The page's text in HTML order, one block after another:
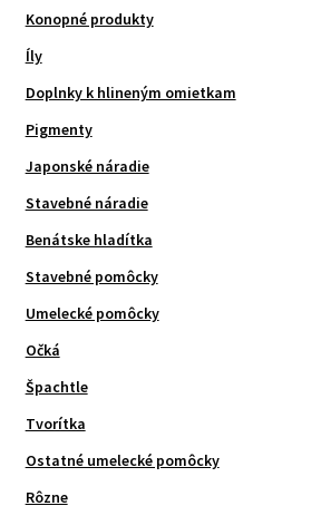
Konopné produkty
Íly
Doplnky k hlineným omietkam
Pigmenty
Japonské náradie
Stavebné náradie
Benátske hladítka
Stavebné pomôcky
Umelecké pomôcky
Očká
Špachtle
Tvorítka
Ostatné umelecké pomôcky
Rôzne